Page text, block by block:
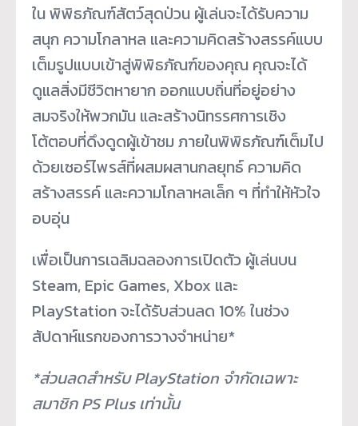
ใน พิพิธภัณฑ์สัตว์สุดป่วน ผู้เล่นจะได้รับความ
สนุก ความโกลาหล และความคิดสร้างสรรค์แบบ
เต็มรูปแบบเข้าสู่พิพิธภัณฑ์ของคุณ คุณจะได้
ดูแลสิ่งมีชีวิตหายาก ออกแบบถิ่นที่อยู่อย่าง
สมจริงให้พวกมัน และสร้างนิทรรศการเชิง
โต้ตอบที่ดึงดูดผู้เข้าชม ภายในพิพิธภัณฑ์เต็มไป
ด้วยเซอร์ไพรส์ที่ผสมผสานกลยุทธ์ ความคิด
สร้างสรรค์ และความโกลาหลเล็ก ๆ ที่ทำให้หัวใจ
อบอุ่น
เพื่อเป็นการเฉลิมฉลองการเปิดตัว ผู้เล่นบน
Steam, Epic Games, Xbox และ
PlayStation จะได้รับส่วนลด 10% ในช่วง
สัปดาห์แรกของการวางจำหน่าย*
*ส่วนลดสำหรับPlayStation จำกัดเฉพาะ
สมาชิกPS Plusเท่านั้น